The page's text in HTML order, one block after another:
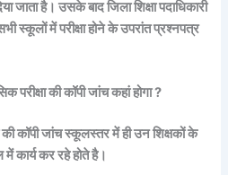
जाता है। उसके बाद जिला शिक्षा पदाधिकारी
स्कूलों में परीक्षा होने के उपरांत प्रश्नपत्र
परीक्षा की कॉपी जांच कहां होगा ?
की कॉपी जांच स्कूलस्तर में ही उन शिक्षकों के
में कार्य कर रहे होते है।